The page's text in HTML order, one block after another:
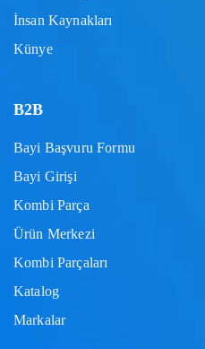
İnsan Kaynakları
Künye
B2B
Bayi Başvuru Formu
Bayi Girişi
Kombi Parça
Ürün Merkezi
Kombi Parçaları
Katalog
Markalar